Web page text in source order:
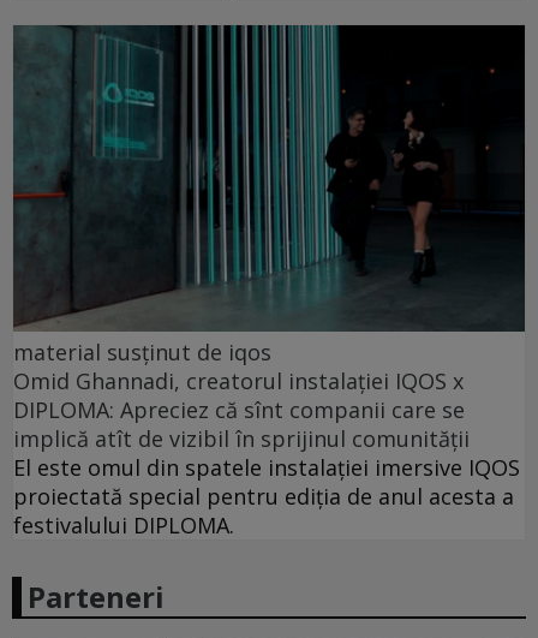
material susținut de iqos
Omid Ghannadi, creatorul instalației IQOS x
DIPLOMA: Apreciez că sînt companii care se
implică atît de vizibil în sprijinul comunității
El este omul din spatele instalației imersive IQOS
proiectată special pentru ediția de anul acesta a
festivalului DIPLOMA.
Parteneri